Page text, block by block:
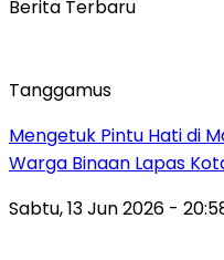
Berita Terbaru
Tanggamus
Mengetuk Pintu Hati di
Warga Binaan Lapas
Sabtu, 13 Jun 2026 -